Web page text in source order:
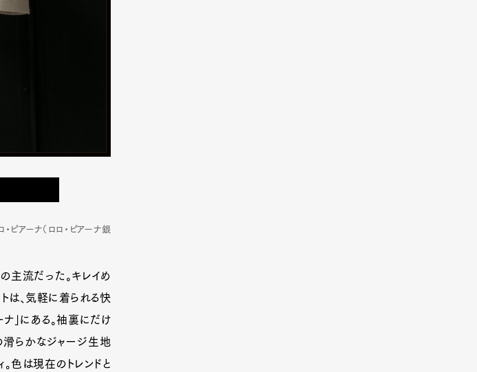
アーナ（ロロ・ピアーナ銀
主流だった。キレイめ
は、気軽に着られる快
」にある。袖裏にだけ
滑らかなジャージ生地
色は現在のトレンドと